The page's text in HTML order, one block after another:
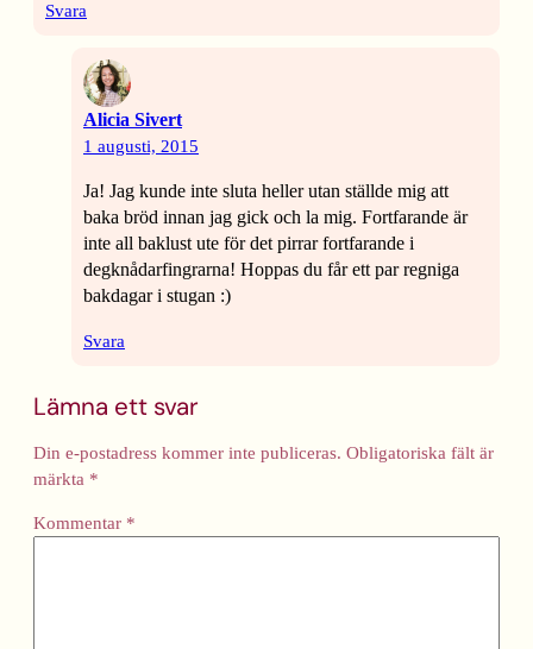
Svara
Alicia Sivert
1 augusti, 2015
Ja! Jag kunde inte sluta heller utan ställde mig att
baka bröd innan jag gick och la mig. Fortfarande är
inte all baklust ute för det pirrar fortfarande i
degknådarfingrarna! Hoppas du får ett par regniga
bakdagar i stugan :)
Svara
Lämna ett svar
Din e-postadress kommer inte publiceras. Obligatoriska fält är
märkta *
Kommentar *